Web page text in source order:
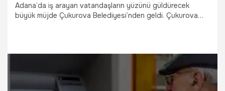
Adana’da iş arayan vatandaşların yüzünü güldürecek
büyük müjde Çukurova Belediyesi’nden geldi. Çukurova
edilmek üzere toplu personel alımı yapılacağı duyuruldu.
İşe kabul edilecek işçilere net 32 bin TL maaş, SGK, yemek
ve servis imkanının sunulacağı dev alım için mülakatlar yarın
gerçekleştirilecek.